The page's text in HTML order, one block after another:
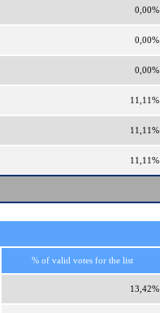
0,00%
0,00%
0,00%
11,11%
11,11%
11,11%
% of valid votes for the list
13,42%